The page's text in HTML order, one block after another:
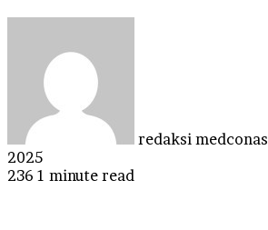
redaksi medconas
2025
236 1 minute read